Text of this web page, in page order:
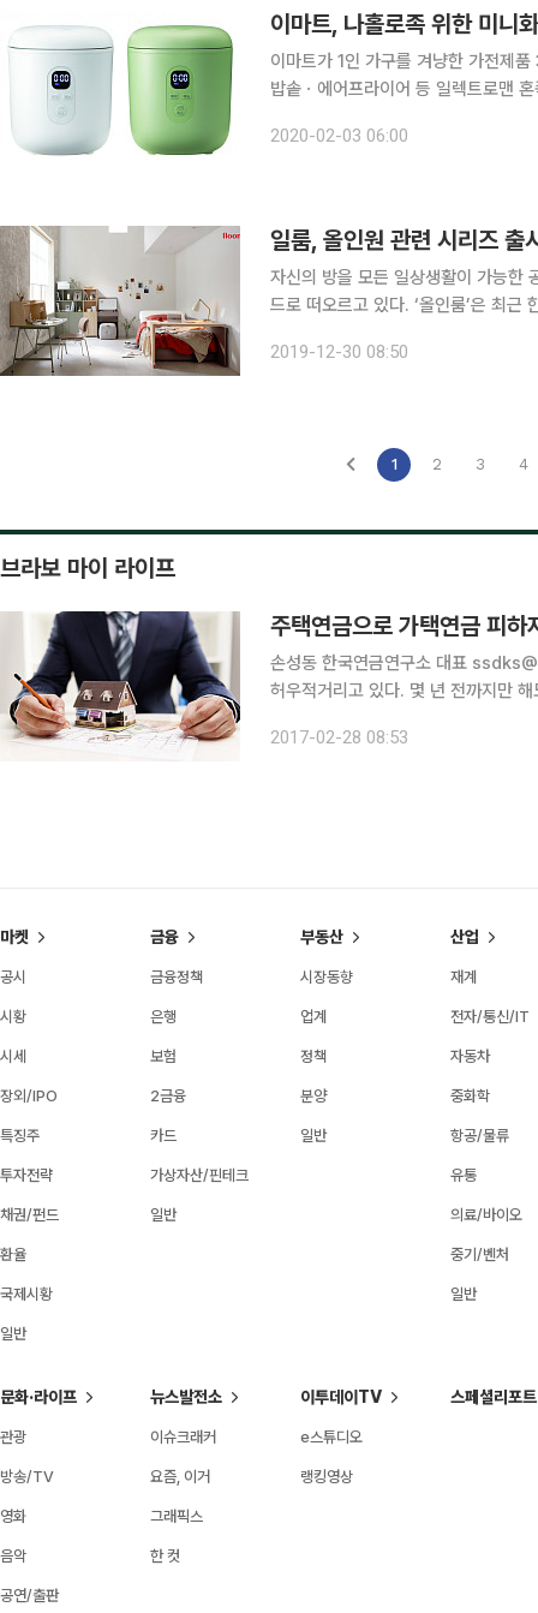
이마트, 나홀로족 위한 미니
이마트가 1인 가구를 겨냥한 가전제품 3종을 새롭게 선보
밥솥ㆍ에어프라이어 등 일렉트로맨 혼족
이 특징이다. 이마트는 2018년 7월 7
2020-02-03 06:00
일룸, 올인원 관련 시리즈 출
자신의 방을 모든 일상생활이 가능한
드로 떠오르고 있다. ‘올인룸’은 최근 한 디벨로퍼가 발표한 2020년 주거 트렌드 중 하나로, ‘내 집’
현상을 일컫는다. 퍼시스그룹의 생활
2019-12-30 08:50
1 2 3 4
브라보 마이 라이프
주택연금으로 가택연금 피하
손성동 한국연금연구소 대표 ssdks@naver.com A(65세)씨는 요즘
허우적거리고 있다. 몇 년 전까지만
친구들 모임에 나가면 즐겁지만 식사
2017-02-28 08:53
마켓
공시
시황
시세
장외/IPO
특징주
투자전략
채권/펀드
환율
국제시황
일반
금융
금융정책
은행
보험
2금융
카드
가상자산/핀테크
일반
부동산
시장동향
업계
정책
분양
일반
산업
재계
전자/통신/IT
자동차
중화학
항공/물류
유통
의료/바이오
중기/벤처
일반
문화·라이프
관광
방송/TV
영화
음악
공연/출판
뉴스발전소
이슈크래커
요즘, 이거
그래픽스
한 컷
이투데이TV
e스튜디오
랭킹영상
스페셜리포트